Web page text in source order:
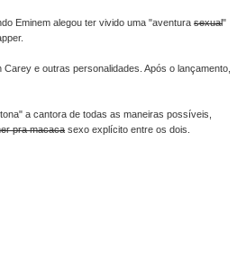
Eminem alegou ter vivido uma "aventura sexual"
e outras personalidades. Após o lançamento,
a cantora de todas as maneiras possíveis,
pra macaca sexo explícito entre os dois.